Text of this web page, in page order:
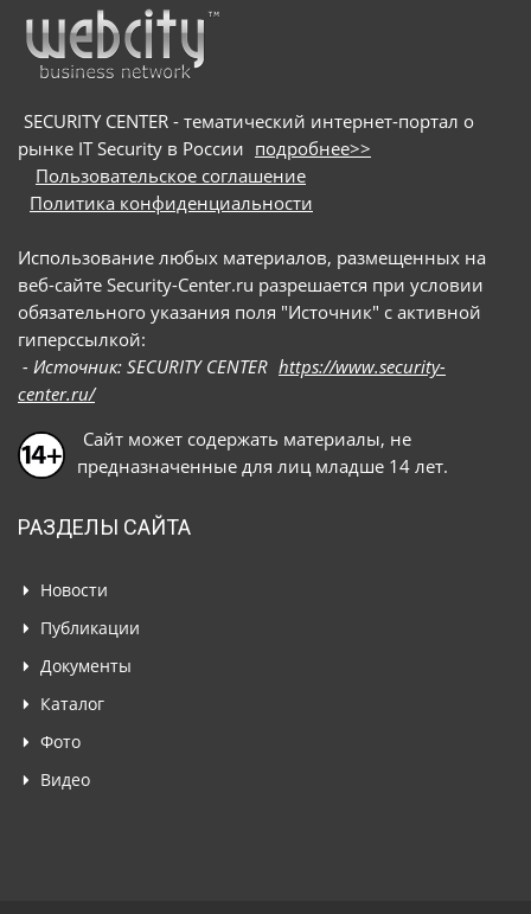
онлайн-собеседованиями: они направляют
потенциальных жертв на вредоносные сайты и
под видом приложения для видеоконференций
SECURITY CENTER - тематический интернет-портал о
рынке IT Security в России подробнее>>
Пользовательское соглашение
Политика конфиденциальности
Использование любых материалов, размещенных на
веб-сайте Security-Center.ru разрешается при условии
обязательного указания поля "Источник" с активной
гиперссылкой:
- Источник: SECURITY CENTER https://www.security-
center.ru/
Сайт может содержать материалы, не
предназначенные для лиц младше 14 лет.
РАЗДЕЛЫ САЙТА
Новости
Публикации
Документы
Каталог
Фото
Видео